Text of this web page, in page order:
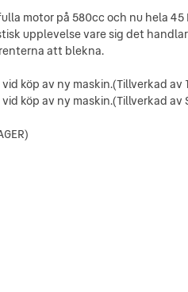
motor på 580cc och nu hela
upplevelse vare sig det handlar
att blekna.
av ny maskin.(Tillverkad av
köp av ny maskin.(Tillverkad av